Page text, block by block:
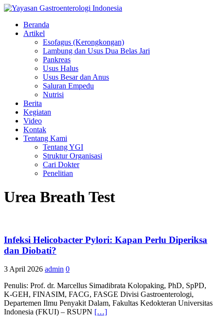
Beranda
Artikel
Esofagus (Kerongkongan)
Lambung dan Usus Dua Belas Jari
Pankreas
Usus Halus
Usus Besar dan Anus
Saluran Empedu
Nutrisi
Berita
Kegiatan
Video
Kontak
Tentang Kami
Tentang YGI
Struktur Organisasi
Cari Dokter
Penelitian
Urea Breath Test
Infeksi Helicobacter Pylori: Kapan Perlu Diperiksa
dan Diobati?
3 April 2026 admin 0
Penulis: Prof. dr. Marcellus Simadibrata Kolopaking, PhD, SpPD,
K-GEH, FINASIM, FACG, FASGE Divisi Gastroenterologi,
Departemen Ilmu Penyakit Dalam, Fakultas Kedokteran Universitas
Indonesia (FKUI) – RSUPN […]